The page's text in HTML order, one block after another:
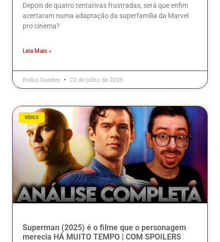
Depois de quatro tentativas frustradas, será que enfim
acertaram numa adaptação da superfamília da Marvel
pro cinema?
Leia Mais »
Pedro Guedes 22 de julho de 2025
VÍDEO
Superman (2025) é o filme que o personagem
merecia HÁ MUITO TEMPO | COM SPOILERS